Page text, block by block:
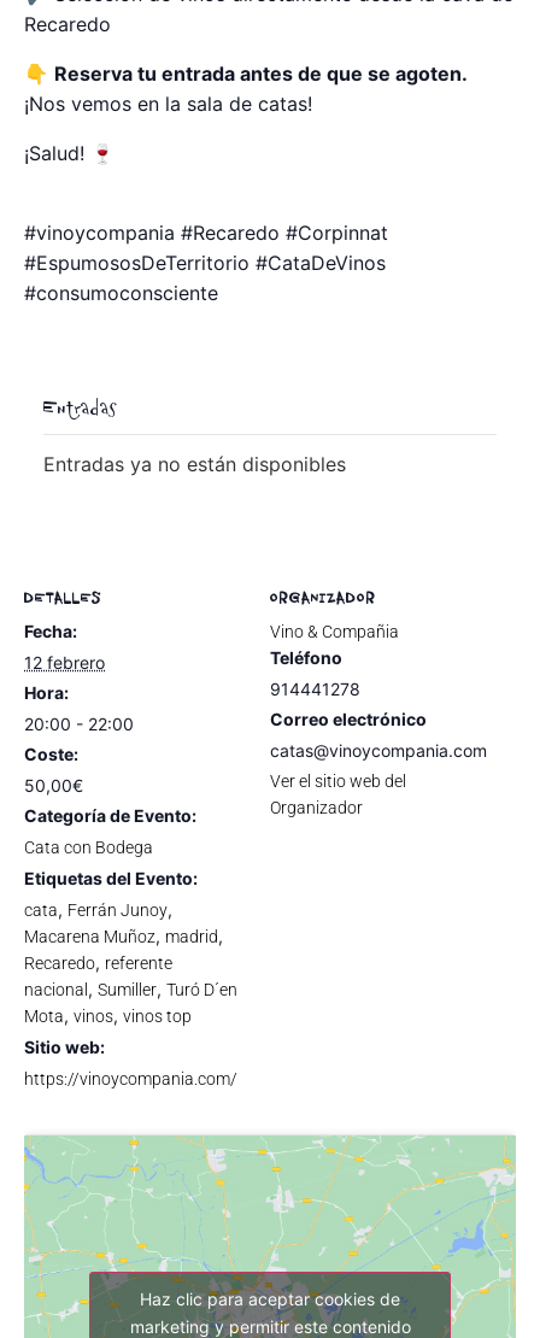
Recaredo
👇 Reserva tu entrada antes de que se agoten.
¡Nos vemos en la sala de catas!
¡Salud! 🍷
#vinoycompania #Recaredo #Corpinnat
#EspumososDeTerritorio #CataDeVinos
#consumoconsciente
Entradas
Entradas ya no están disponibles
DETALLES
Fecha:
12 febrero
Hora:
20:00 - 22:00
Coste:
50,00€
Categoría de Evento:
Cata con Bodega
Etiquetas del Evento:
cata, Ferrán Junoy,
Macarena Muñoz, madrid,
Recaredo, referente
nacional , Sumiller, Turó D´en
Mota, vinos, vinos top
Sitio web:
https://vinoycompania.com/
ORGANIZADOR
Vino & Compañia
Teléfono
914441278
Correo electrónico
catas@vinoycompania.com
Ver el sitio web del
Organizador
Haz clic para aceptar cookies de
marketing y permitir este contenido